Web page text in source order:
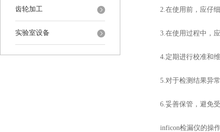
齿轮加工
实验室设备
2.在使用前，应仔细
3.在使用过程中，应
4.定期进行校准和维
5.对于检测结果异常
6.妥善保管，避免受
inficon检漏仪的操